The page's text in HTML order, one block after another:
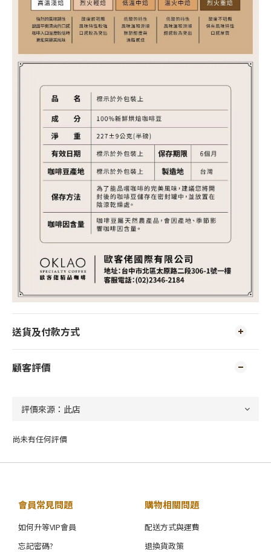
送貨及付款方式
顧客評價
尚未有任何評價
會員常見問題
如何升等VIP會員
忘記密碼?
購物相關問題
配送方式與運費
退換貨政策